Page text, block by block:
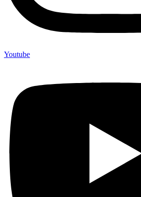
Youtube